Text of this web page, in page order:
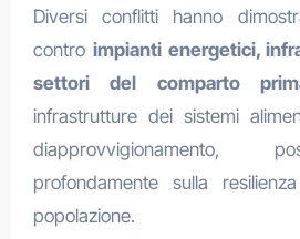
Diversi conflitti hanno
contro impianti energetici,
settori del
comparto
infrastrutture dei sistemi
diapprovvigionamento,
profondamente sulla
popolazione.